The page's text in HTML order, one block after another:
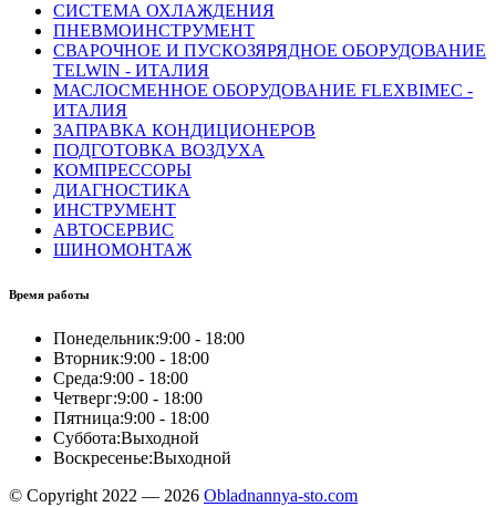
СИСТЕМА ОХЛАЖДЕНИЯ
ПНЕВМОИНСТРУМЕНТ
СВАРОЧНОЕ И ПУСКОЗЯРЯДНОЕ ОБОРУДОВАНИЕ
TELWIN - ИТАЛИЯ
МАСЛОСМЕННОЕ ОБОРУДОВАНИЕ FLEXBIMEC -
ИТАЛИЯ
ЗАПРАВКА КОНДИЦИОНЕРОВ
ПОДГОТОВКА ВОЗДУХА
КОМПРЕССОРЫ
ДИАГНОСТИКА
ИНСТРУМЕНТ
АВТОСЕРВИС
ШИНОМОНТАЖ
Время работы
Понедельник:9:00 - 18:00
Вторник:9:00 - 18:00
Среда:9:00 - 18:00
Четверг:9:00 - 18:00
Пятница:9:00 - 18:00
Суббота:Выходной
Воскресенье:Выходной
© Copyright 2022 — 2026 Obladnannya-sto.com